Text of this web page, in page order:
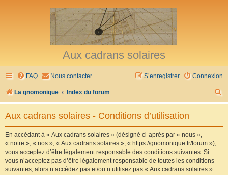
Aux cadrans solaires
FAQ Nous contacter Connexion
S’enregistrer
La gnomonique Index du forum
e
Aux cadrans solaires - Conditions d’utilisation
En accédant à « Aux cadrans solaires » (désigné ci-après par « nous »,
« notre », « nos », « Aux cadrans solaires », « https://gnomonique.fr/forum »),
vous acceptez d’être légalement responsable des conditions suivantes. Si
vous n’acceptez pas d’être légalement responsable de toutes les conditions
suivantes, alors n’accédez pas et/ou n’utilisez pas « Aux cadrans solaires ».